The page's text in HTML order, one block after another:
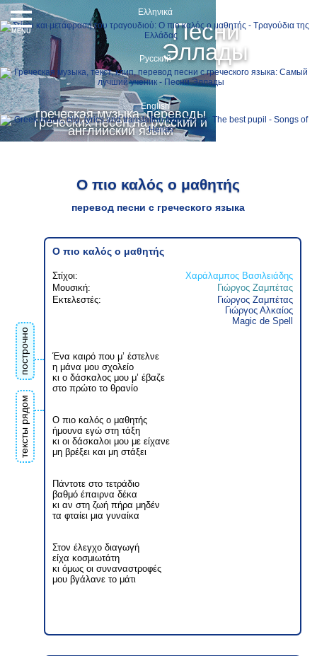
Песни
Эллады
греческая музыка, переводы
греческих песен на русский и
английский языки
Ελληνικά
Русский
English
MENU
Ο πιο καλός ο μαθητής
перевод песни с греческого языка
построчно
тексты рядом
Ο πιο καλός ο μαθητής
Στίχοι:
Χαράλαμπος Βασιλειάδης
Μουσική:
Γιώργος Ζαμπέτας
Εκτελεστές:
Γιώργος Ζαμπέτας
Γιώργος Αλκαίος
Magic de Spell
Ένα καιρό που μ’ έστελνε
η μάνα μου σχολείο
κι ο δάσκαλος μου μ’ έβαζε
στο πρώτο το θρανίο
Ο πιο καλός ο μαθητής
ήμουνα εγώ στη τάξη
κι οι δάσκαλοι μου με είχανε
μη βρέξει και μη στάξει
Πάντοτε στο τετράδιο
βαθμό έπαιρνα δέκα
κι αν στη ζωή πήρα μηδέν
τα φταίει μια γυναίκα
Στον έλεγχο διαγωγή
είχα κοσμιωτάτη
κι όμως οι συναναστροφές
μου βγάλανε το μάτι